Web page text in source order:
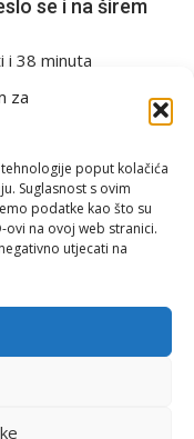
za
poput kolačića
Suglasnost s ovim
podatke kao što su
na ovoj web stranici.
utjecati na
se i na širem
i 38 minuta